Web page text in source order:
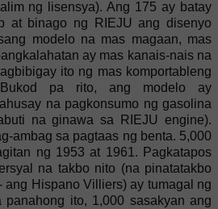
ng lisensya). Ang 175 ay batay
at binago ng RIEJU ang disenyo
modelo na mas magaan, mas
ay mas kanais-nais na
ito ng mas komportableng
pa rito, ang modelo ay
na pagkonsumo ng gasolina
na ginawa sa RIEJU engine).
ambag sa pagtaas ng benta. 5,000
ng 1953 at 1961. Pagkatapos
na takbo nito (na pinatatakbo
ang Hispano Villiers) ay tumagal ng
ito, 1,000 sasakyan ang